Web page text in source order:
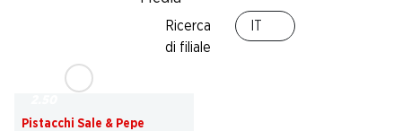
Ricerca
di filiale
SPECIAL
Pistacchi Sale & Pepe